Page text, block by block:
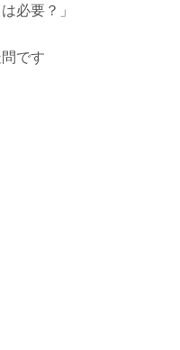
必要？」
です